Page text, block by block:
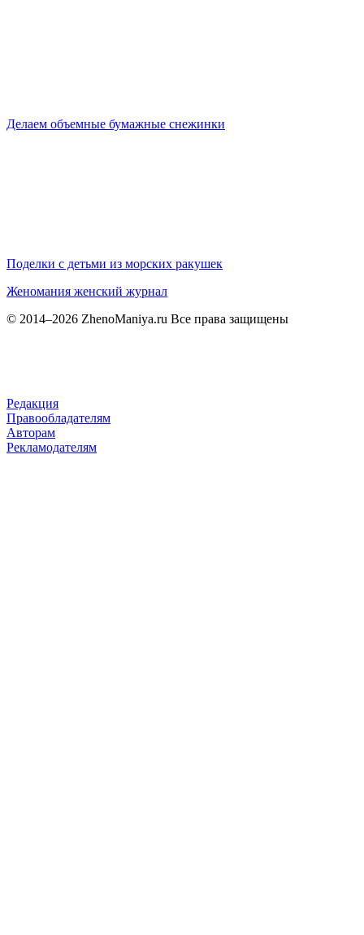
Делаем объемные бумажные снежинки
Поделки с детьми из морских ракушек
Женомания женский журнал
© 2014–2026 ZhenoManiya.ru Все права защищены
Редакция
Правообладателям
Авторам
Рекламодателям